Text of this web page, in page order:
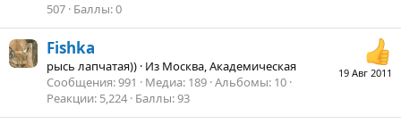
507 Баллы 0
19 Авг 2011
Fishka
рысь лапчатая)) · Из Москва, Академическая
Сообщения 991 Медиа 189 Альбомы 10
Реакции 5,224 Баллы 93